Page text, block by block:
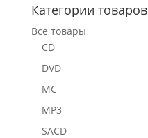
Категории товаров
Все товары
CD
DVD
MC
MP3
SACD